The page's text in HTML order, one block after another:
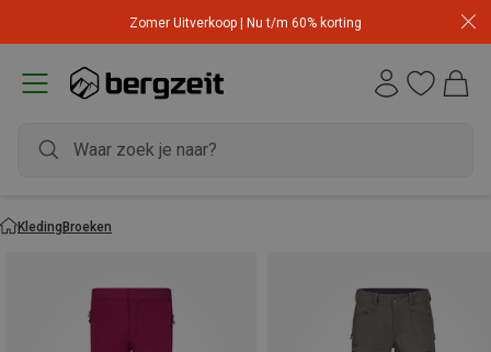
Zomer Uitverkoop | Nu t/m 60% korting
KledingBroeken